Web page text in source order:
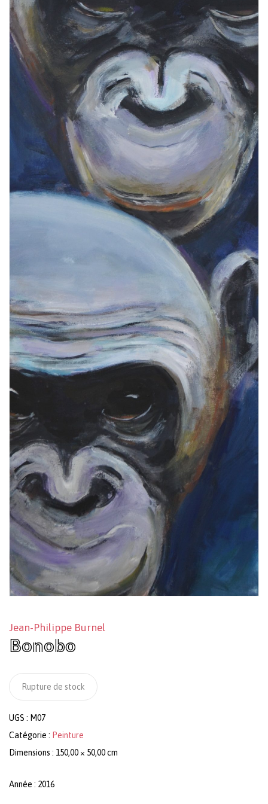
Jean-Philippe Burnel
Bonobo
Rupture de stock
UGS : M07
Catégorie : Peinture
Dimensions : 150,00 × 50,00 cm
Année : 2016